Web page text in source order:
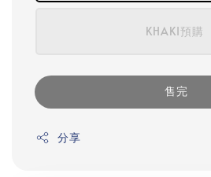
KHAKI預購
售完
分享